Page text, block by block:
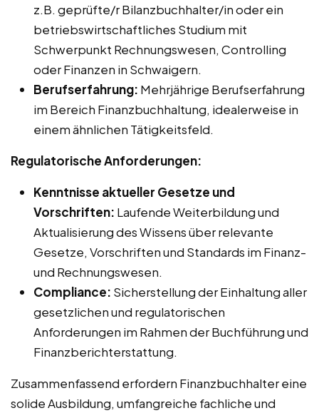
z.B. geprüfte/r Bilanzbuchhalter/in oder ein
betriebswirtschaftliches Studium mit
Schwerpunkt Rechnungswesen, Controlling
oder Finanzen in Schwaigern.
Berufserfahrung: Mehrjährige Berufserfahrung
im Bereich Finanzbuchhaltung, idealerweise in
einem ähnlichen Tätigkeitsfeld.
Regulatorische Anforderungen:
Kenntnisse aktueller Gesetze und
Vorschriften: Laufende Weiterbildung und
Aktualisierung des Wissens über relevante
Gesetze, Vorschriften und Standards im Finanz-
und Rechnungswesen.
Compliance: Sicherstellung der Einhaltung aller
gesetzlichen und regulatorischen
Anforderungen im Rahmen der Buchführung und
Finanzberichterstattung.
Zusammenfassend erfordern Finanzbuchhalter eine
solide Ausbildung, umfangreiche fachliche und